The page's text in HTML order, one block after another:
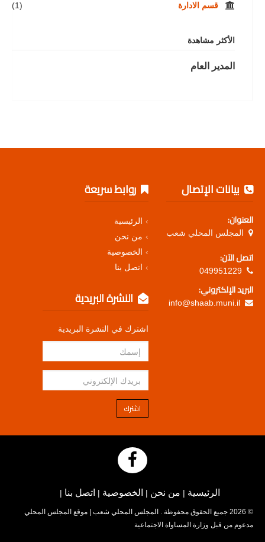
قسم الادارة (1)
الأكثر مشاهدة
المدير العام
بيانات الإتصال
العنوان:
المجلس المحلي شعب
اتصل الآن:
049951229
البريد الإلكتروني:
info@shaab.muni.il
روابط سريعة
الرئيسية
من نحن
الخصوصية
اتصل بنا
النشرة البريدية
اشترك في النشرة البريدية
اشترك
الرئيسية | من نحن | الخصوصية | اتصل بنا |
© 2026 جميع الحقوق محفوظة . المجلس المحلي شعب | موقع المجلس المحلي
مدعوم من قبل وزارة المساواة الاجتماعية